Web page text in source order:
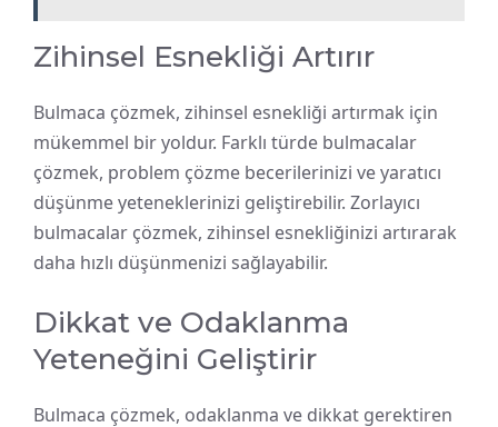
Zihinsel Esnekliği Artırır
Bulmaca çözmek, zihinsel esnekliği artırmak için
mükemmel bir yoldur. Farklı türde bulmacalar
çözmek, problem çözme becerilerinizi ve yaratıcı
düşünme yeteneklerinizi geliştirebilir. Zorlayıcı
bulmacalar çözmek, zihinsel esnekliğinizi artırarak
daha hızlı düşünmenizi sağlayabilir.
Dikkat ve Odaklanma
Yeteneğini Geliştirir
Bulmaca çözmek, odaklanma ve dikkat gerektiren